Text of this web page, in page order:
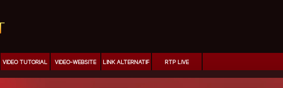
VIDEO TUTORIAL VIDEO-WEBSITE LINK ALTERNATIF RTP LIVE